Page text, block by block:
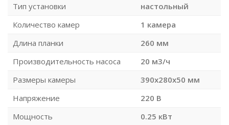
Тип установки
настольный
Количество камер
1 камера
Длина планки
260 мм
Производительность насоса
20 м3/ч
Размеры камеры
390x280x50 мм
Напряжение
220 В
Мощность
0.25 кВт